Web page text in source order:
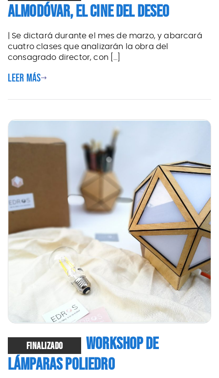
ALMODÓVAR, EL CINE DEL DESEO
| Se dictará durante el mes de marzo, y abarcará
cuatro clases que analizarán la obra del
consagrado director, con […]
Leer más
FINALIZADO
WORKSHOP DE
LÁMPARAS POLIEDRO